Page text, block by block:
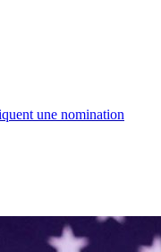
une nomination